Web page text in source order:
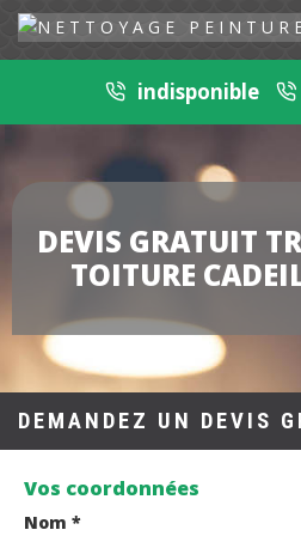
indisponible
DEVIS GRATUIT
TOITURE
DEMANDEZ UN DEVIS
Vos coordonnées
Nom *